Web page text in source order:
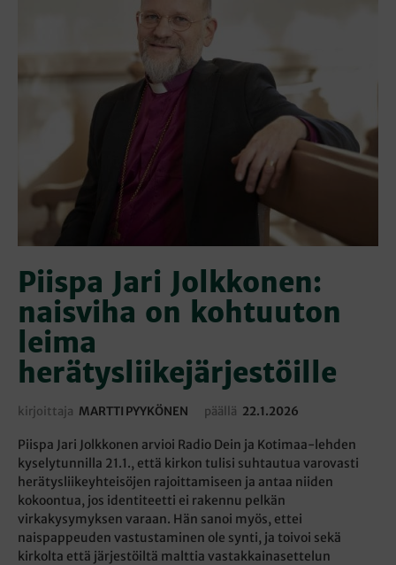
Piispa Jari Jolkkonen:
naisviha on kohtuuton
leima
herätysliikejärjestöille
kirjoittaja MARTTI PYYKÖNEN päällä 22.1.2026
Piispa Jari Jolkkonen arvioi Radio Dein ja Kotimaa-lehden
kyselytunnilla 21.1., että kirkon tulisi suhtautua varovasti
herätysliikeyhteisöjen rajoittamiseen ja antaa niiden
kokoontua, jos identiteetti ei rakennu pelkän
virkakysymyksen varaan. Hän sanoi myös, ettei
naispappeuden vastustaminen ole synti, ja toivoi sekä
kirkolta että järjestöiltä malttia vastakkainasettelun